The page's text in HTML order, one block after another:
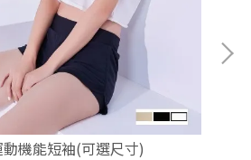
機能短袖(可選尺寸)